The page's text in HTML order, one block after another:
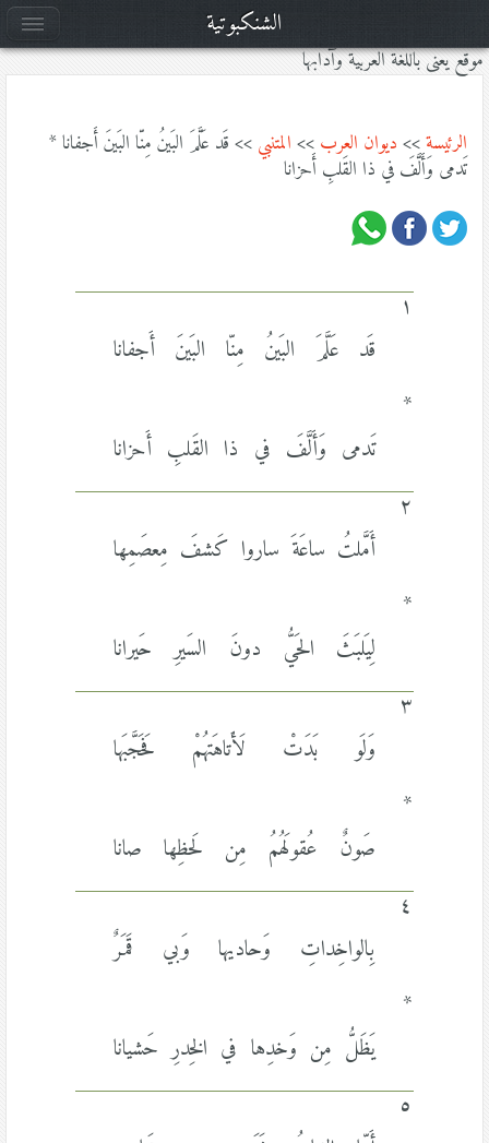
موقع يعنى باللغة العربية وآدابها
الرئيسة>> ديوان العرب >> المتنبي >> قَد عَلَّمَ البَينُ مِنّا البَينَ أَجفانا *
تَدمى وَأَلَّفَ في ذا القَلبِ أَحزانا
١
قَد عَلَّمَ البَينُ مِنّا البَينَ أَجفانا
*
تَدمى وَأَلَّفَ في ذا القَلبِ أَحزانا
٢
أَمَّلتُ ساعَةَ ساروا كَشفَ مِعصَمِها
*
لِيَلبَثَ الحَيُّ دونَ السَيرِ حَيرانا
٣
وَلَو بَدَتْ لَأَتاهَتهُمْ فَحَجَّبَها
*
صَونٌ عُقولَهُمُ مِن لَحظِها صانا
٤
بِالواخِداتِ وَحاديها وَبي قَمَرٌ
*
يَظَلُّ مِن وَخدِها في الخِدرِ حَشيانا
٥
الشنكبوتية